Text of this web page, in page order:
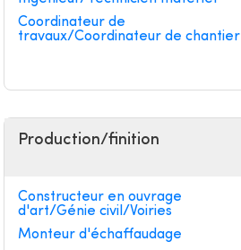
Coordinateur de
travaux/Coordinateur de chantier
Production/finition
Constructeur en ouvrage
d'art/Génie civil/Voiries
Monteur d'échaffaudage